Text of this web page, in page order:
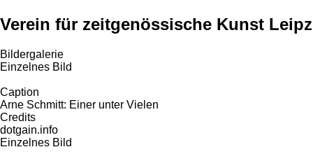
Verein für zeitgenössische Kunst
Bildergalerie
Einzelnes Bild
Caption
Arne Schmitt: Einer unter Vielen
Credits
dotgain.info
Einzelnes Bild